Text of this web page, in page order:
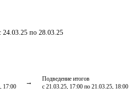
24.03.25 по 28.03.25
17:00
Подведение итогов
с 21.03.25, 17:00 по 21.03.25, 18:00